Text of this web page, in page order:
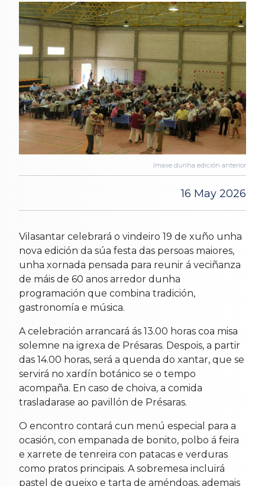
Imaxe dunha edición anterior
16 May 2026
Vilasantar celebrará o vindeiro 19 de xuño unha
nova edición da súa festa das persoas maiores,
unha xornada pensada para reunir á veciñanza
de máis de 60 anos arredor dunha
programación que combina tradición,
gastronomía e música.
A celebración arrancará ás 13.00 horas coa misa
solemne na igrexa de Présaras. Despois, a partir
das 14.00 horas, será a quenda do xantar, que se
servirá no xardín botánico se o tempo
acompaña. En caso de choiva, a comida
trasladarase ao pavillón de Présaras.
O encontro contará cun menú especial para a
ocasión, con empanada de bonito, polbo á feira
e xarrete de tenreira con patacas e verduras
como pratos principais. A sobremesa incluirá
pastel de queixo e tarta de améndoas, ademais